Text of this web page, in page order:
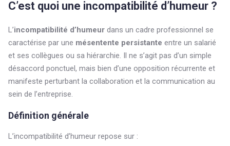
C’est quoi une incompatibilité d’humeur ?
L’incompatibilité d’humeur dans un cadre professionnel se
caractérise par une mésentente persistante entre un salarié
et ses collègues ou sa hiérarchie. Il ne s’agit pas d’un simple
désaccord ponctuel, mais bien d’une opposition récurrente et
manifeste perturbant la collaboration et la communication au
sein de l’entreprise.
Définition générale
L’incompatibilité d’humeur repose sur :